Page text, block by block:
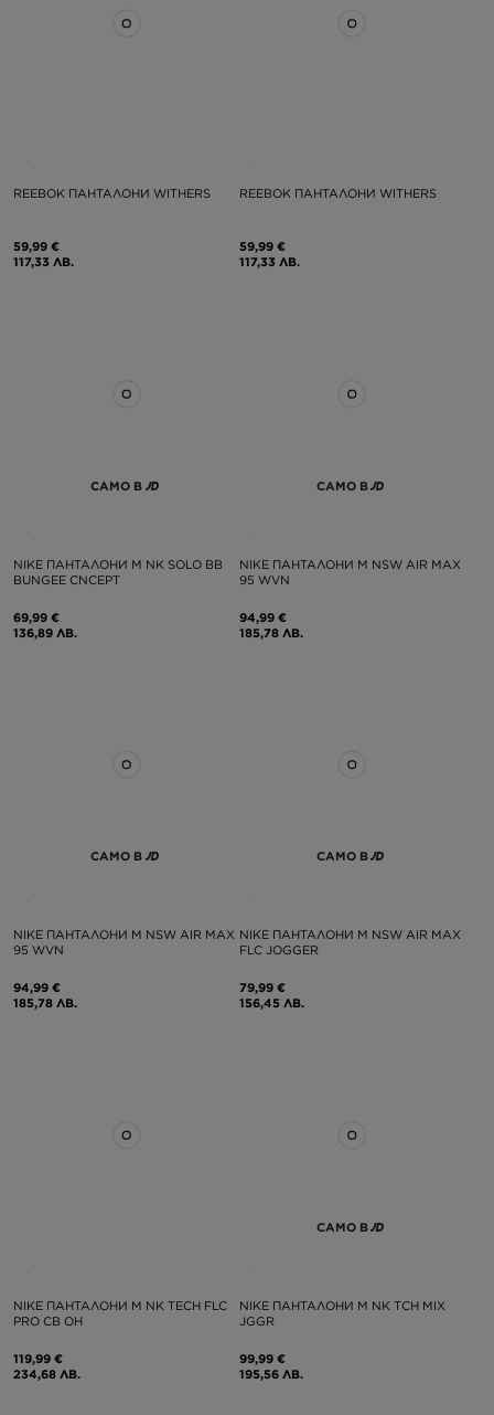
REEBOK ПАНТАЛОНИ WITHERS
59,99 €
117,33 ЛВ.
REEBOK ПАНТАЛОНИ WITHERS
59,99 €
117,33 ЛВ.
САМО В
NIKE ПАНТАЛОНИ M NK SOLO BB
BUNGEE CNCEPT
69,99 €
136,89 ЛВ.
САМО В
NIKE ПАНТАЛОНИ M NSW AIR MAX
95 WVN
94,99 €
185,78 ЛВ.
САМО В
NIKE ПАНТАЛОНИ M NSW AIR MAX
95 WVN
94,99 €
185,78 ЛВ.
САМО В
NIKE ПАНТАЛОНИ M NSW AIR MAX
FLC JOGGER
79,99 €
156,45 ЛВ.
NIKE ПАНТАЛОНИ M NK TECH FLC
PRO CB OH
119,99 €
234,68 ЛВ.
САМО В
NIKE ПАНТАЛОНИ M NK TCH MIX
JGGR
99,99 €
195,56 ЛВ.